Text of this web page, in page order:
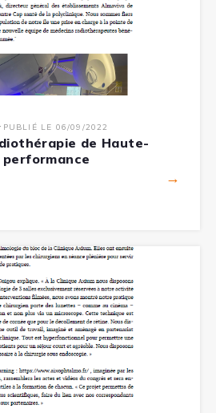
PUBLIÉ LE 06/09/2022
de Haute-
performance
→